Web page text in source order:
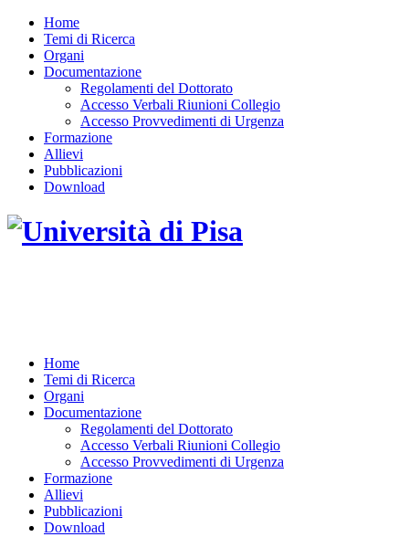
Home
Temi di Ricerca
Organi
Documentazione
Regolamenti del Dottorato
Accesso Verbali Riunioni Collegio
Accesso Provvedimenti di Urgenza
Formazione
Allievi
Pubblicazioni
Download
Home
Temi di Ricerca
Organi
Documentazione
Regolamenti del Dottorato
Accesso Verbali Riunioni Collegio
Accesso Provvedimenti di Urgenza
Formazione
Allievi
Pubblicazioni
Download